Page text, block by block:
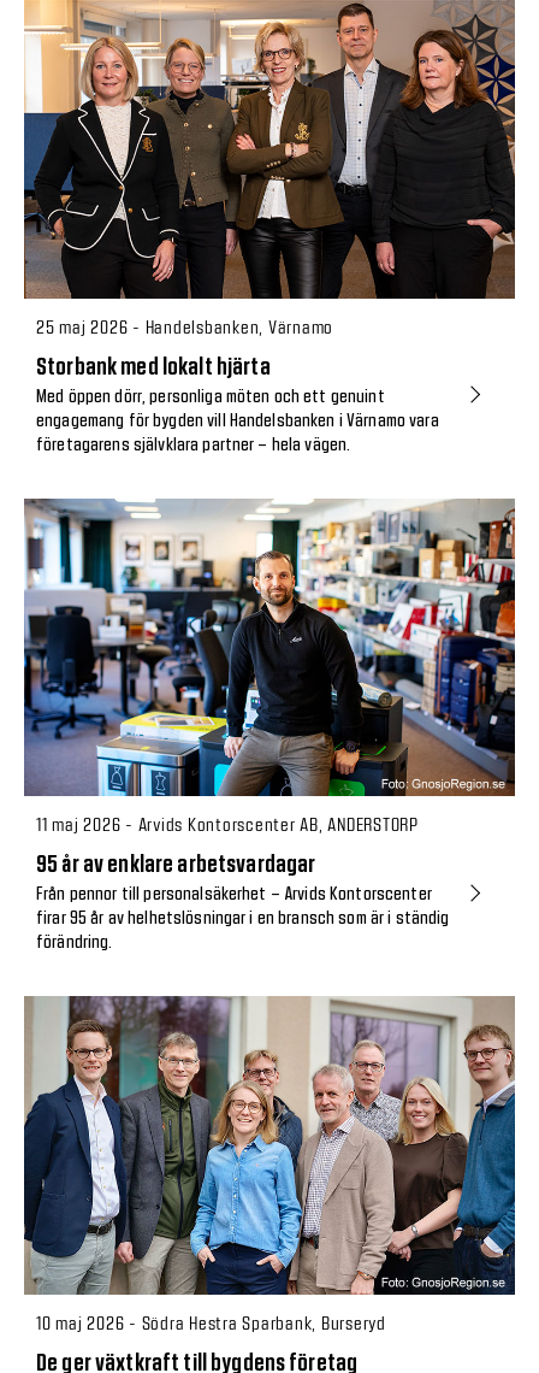
25 maj 2026 - Handelsbanken, Värnamo
Storbank med lokalt hjärta
Med öppen dörr, personliga möten och ett genuint
engagemang för bygden vill Handelsbanken i Värnamo vara
företagarens självklara partner – hela vägen.
11 maj 2026 - Arvids Kontorscenter AB, ANDERSTORP
95 år av enklare arbetsvardagar
Från pennor till personalsäkerhet – Arvids Kontorscenter
firar 95 år av helhetslösningar i en bransch som är i ständig
förändring.
10 maj 2026 - Södra Hestra Sparbank, Burseryd
De ger växtkraft till bygdens företag